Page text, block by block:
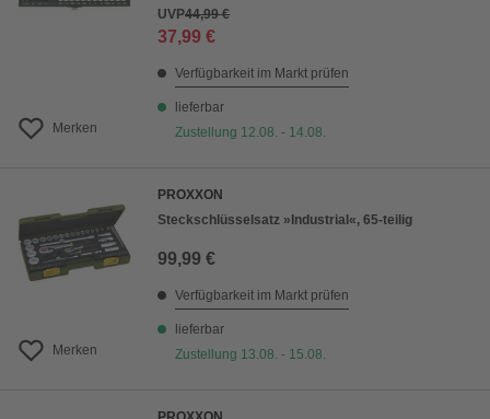
Merken
UVP44,99 €
37,99 €
Verfügbarkeit im Markt prüfen
lieferbar
Zustellung 12.08. - 14.08.
Merken
PROXXON
Steckschlüsselsatz »Industrial«, 65-teilig
99,99 €
Verfügbarkeit im Markt prüfen
lieferbar
Zustellung 13.08. - 15.08.